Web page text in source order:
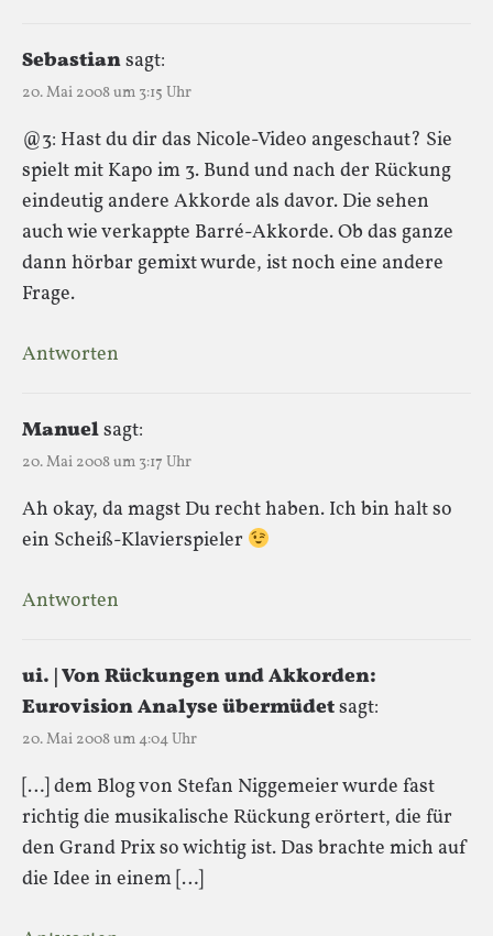
Sebastiansagt:
20. Mai 2008 um 3:15 Uhr
@3: Hast du dir das Nicole-Video angeschaut? Sie
spielt mit Kapo im 3. Bund und nach der Rückung
eindeutig andere Akkorde als davor. Die sehen
auch wie verkappte Barré-Akkorde. Ob das ganze
dann hörbar gemixt wurde, ist noch eine andere
Frage.
Antworten
Manuelsagt:
20. Mai 2008 um 3:17 Uhr
Ah okay, da magst Du recht haben. Ich bin halt so
ein Scheiß-Klavierspieler
Antworten
ui. | Von Rückungen und Akkorden:
Eurovision Analyse übermüdetsagt:
20. Mai 2008 um 4:04 Uhr
[…] dem Blog von Stefan Niggemeier wurde fast
richtig die musikalische Rückung erörtert, die für
den Grand Prix so wichtig ist. Das brachte mich auf
die Idee in einem […]